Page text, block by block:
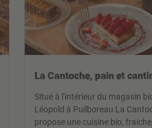
La Cantoche, pain et
Situé à l'intérieur du magasin
Léopold à Puilboreau La
propose une cuisine bio,